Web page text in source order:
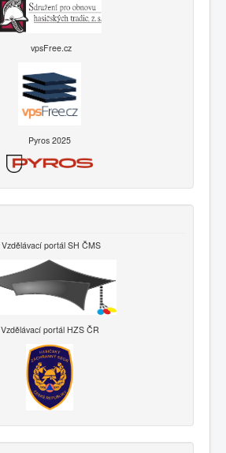
vpsFree.cz
Pyros 2025
Vzdělávací portál SH ČMS
Vzdělávací portál HZS ČR